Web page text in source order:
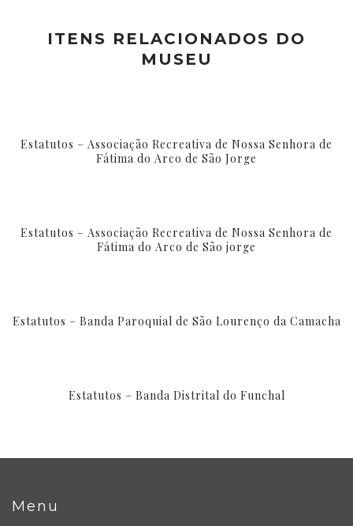
ITENS RELACIONADOS DO
MUSEU
Estatutos – Associação Recreativa de Nossa Senhora de
Fátima do Arco de São Jorge
Estatutos – Associação Recreativa de Nossa Senhora de
Fátima do Arco de São jorge
Estatutos – Banda Paroquial de São Lourenço da Camacha
Estatutos – Banda Distrital do Funchal
Menu